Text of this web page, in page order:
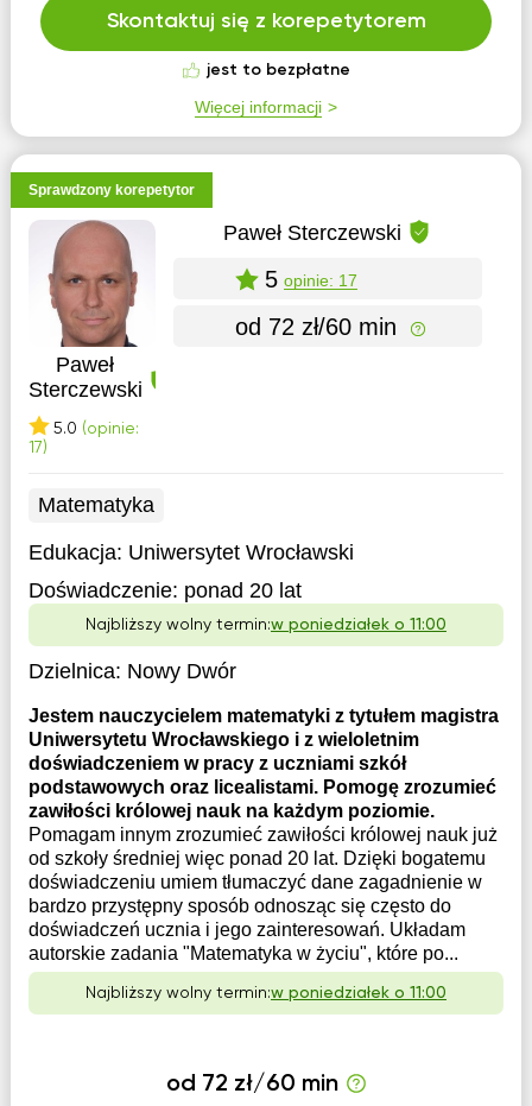
Skontaktuj się z korepetytorem
jest to bezpłatne
Więcej informacji
Sprawdzony korepetytor
Paweł
Sterczewski
5.0 (opinie:
17)
Paweł Sterczewski
5 opinie: 17
od 72 zł/60 min
Matematyka
Edukacja: Uniwersytet Wrocławski
Doświadczenie: ponad 20 lat
Najbliższy wolny termin:w poniedziałek o 11:00
Dzielnica: Nowy Dwór
Jestem nauczycielem matematyki z tytułem magistra
Uniwersytetu Wrocławskiego i z wieloletnim
doświadczeniem w pracy z uczniami szkół
podstawowych oraz licealistami. Pomogę zrozumieć
zawiłości królowej nauk na każdym poziomie.
Pomagam innym zrozumieć zawiłości królowej nauk już
od szkoły średniej więc ponad 20 lat. Dzięki bogatemu
doświadczeniu umiem tłumaczyć dane zagadnienie w
bardzo przystępny sposób odnosząc się często do
doświadczeń ucznia i jego zainteresowań. Układam
autorskie zadania "Matematyka w życiu", które po...
Najbliższy wolny termin:w poniedziałek o 11:00
od 72 zł/60 min